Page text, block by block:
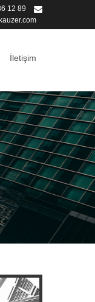
12 89
İletişim